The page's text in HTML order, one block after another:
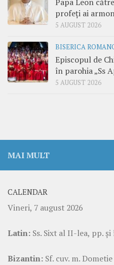
profeți ai
5 AUGUST 2026
BISERICA
Episcopul de
în parohia „Ss
5 AUGUST 2026
MAI MULT
CALENDAR
Vineri, 7 august 2026
Latin: Ss. Sixt al II-lea, pp.
Bizantin: Sf. cuv. m.